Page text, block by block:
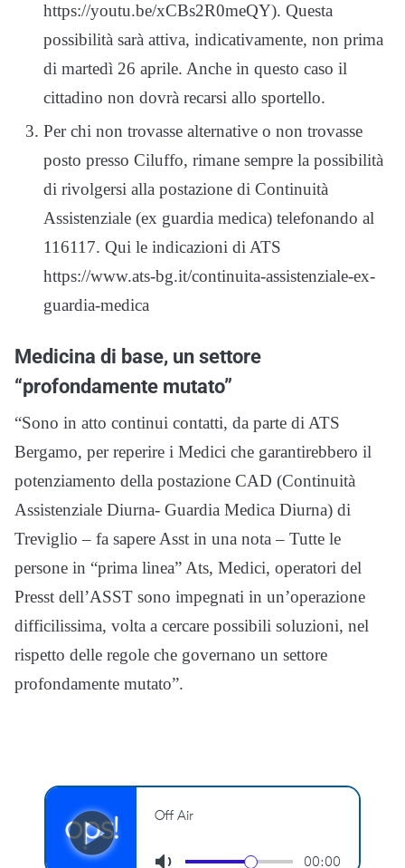
https://youtu.be/xCBs2R0meQY). Questa
possibilità sarà attiva, indicativamente, non prima
di martedì 26 aprile. Anche in questo caso il
cittadino non dovrà recarsi allo sportello.
Per chi non trovasse alternative o non trovasse
posto presso Ciluffo, rimane sempre la possibilità
di rivolgersi alla postazione di Continuità
Assistenziale (ex guardia medica) telefonando al
116117. Qui le indicazioni di ATS
https://www.ats-bg.it/continuita-assistenziale-ex-
guardia-medica
Medicina di base, un settore
“profondamente mutato”
“Sono in atto continui contatti, da parte di ATS
Bergamo, per reperire i Medici che garantirebbero il
potenziamento della postazione CAD (Continuità
Assistenziale Diurna- Guardia Medica Diurna) di
Treviglio – fa sapere Asst in una nota – Tutte le
persone in “prima linea” Ats, Medici, operatori del
Presst dell’ASST sono impegnati in un’operazione
difficilissima, volta a cercare possibili soluzioni, nel
rispetto delle regole che governano un settore
profondamente mutato”.